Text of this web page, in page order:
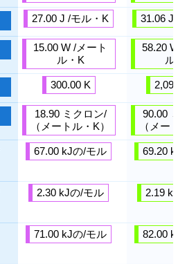
27.00 J /モル・K
15.00 W /メート
ル・K
300.00 K
18.90 ミクロン/
（メートル・K）
67.00 kJの/モル
2.30 kJの/モル
71.00 kJの/モル
31.06 J /モ
58.20 W /
ル・K
2,093.00
90.00 ミク
（メートル
69.20 kJの
2.19 kJの/
82.00 kJの